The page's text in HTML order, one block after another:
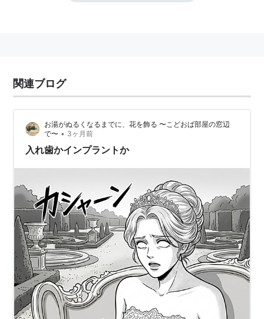
関連ブログ
お湯がぬるくなるまでに、花を飾る 〜こどおば部屋の窓辺
で〜 • 3ヶ月前
入れ歯かインプラントか